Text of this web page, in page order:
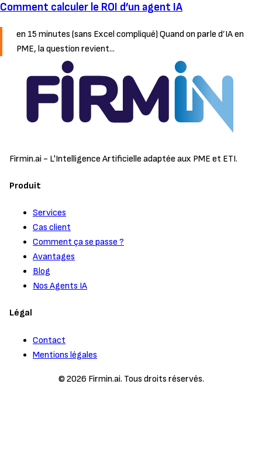
Comment calculer le ROI d’un agent IA
en 15 minutes (sans Excel compliqué) Quand on parle d’IA en
PME, la question revient...
Firmin.ai - L'Intelligence Artificielle adaptée aux PME et ETI.
Produit
Services
Cas client
Comment ça se passe ?
Avantages
Blog
Nos Agents IA
Légal
Contact
Mentions légales
© 2026 Firmin.ai. Tous droits réservés.